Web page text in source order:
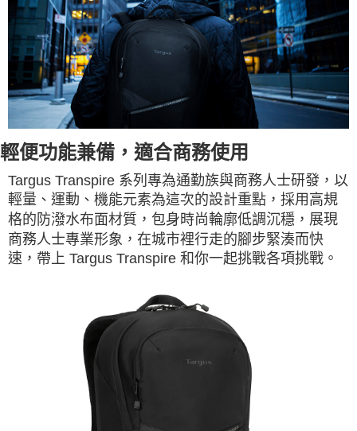
輕便功能兼備，適合商務使用
Targus Transpire 系列專為通勤族與商務人士研發，以
輕量、運動、機能元素為這次的設計重點，採用高規
格的防潑水布面材質，包身時尚輪廓低調沉穩，展現
商務人士專業形象，在城市裡行走的腳步緊湊而快
速，帶上 Targus Transpire 和你一起挑戰各項挑戰。